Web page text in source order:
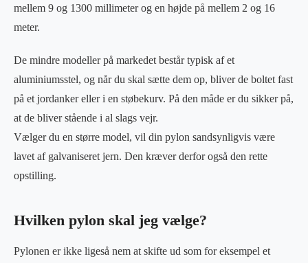
mellem 9 og 1300 millimeter og en højde på mellem 2 og 16
meter.
De mindre modeller på markedet består typisk af et
aluminiumsstel, og når du skal sætte dem op, bliver de boltet fast
på et jordanker eller i en støbekurv. På den måde er du sikker på,
at de bliver stående i al slags vejr.
Vælger du en større model, vil din pylon sandsynligvis være
lavet af galvaniseret jern. Den kræver derfor også den rette
opstilling.
Hvilken pylon skal jeg vælge?
Pylonen er ikke ligeså nem at skifte ud som for eksempel et